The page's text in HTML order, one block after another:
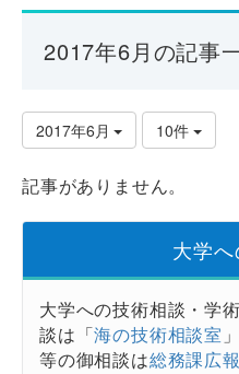
2017年6月の記事
2017年6月 10件
記事がありません。
大学
大学への技術相談・学
談は「海の技術相談室
等の御相談は総務課広